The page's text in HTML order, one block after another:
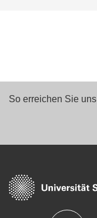
So erreichen Sie uns